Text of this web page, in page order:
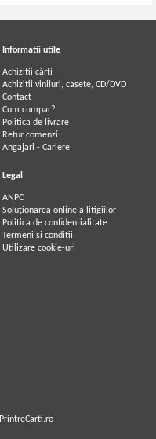
Informatii utile
Achizitii cărți
Achizitii viniluri, casete, CD/DVD
Contact
Cum cumpar?
Politica de livrare
Retur comenzi
Angajari - Cariere
Legal
ANPC
Soluționarea online a litigiilor
Politica de confidentialitate
Termeni si conditii
Utilizare cookie-uri
PrintreCarti.ro